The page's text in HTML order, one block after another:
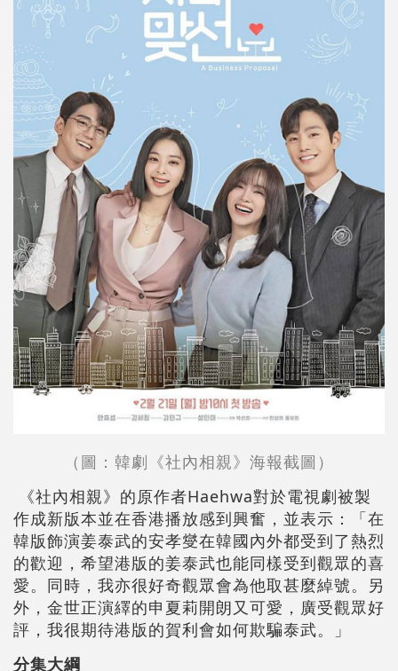
（圖：韓劇《社內相親》海報截圖）
《社內相親》的原作者Haehwa對於電視劇被製
作成新版本並在香港播放感到興奮，並表示：「在
韓版飾演姜泰武的安孝燮在韓國內外都受到了熱烈
的歡迎，希望港版的姜泰武也能同樣受到觀眾的喜
愛。同時，我亦很好奇觀眾會為他取甚麼綽號。另
外，金世正演繹的申夏莉開朗又可愛，廣受觀眾好
評，我很期待港版的賀利會如何欺騙泰武。」
分集大綱